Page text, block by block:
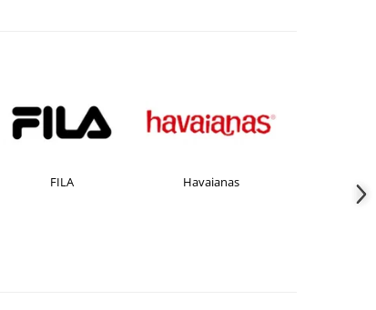
FILA Havaianas JACK